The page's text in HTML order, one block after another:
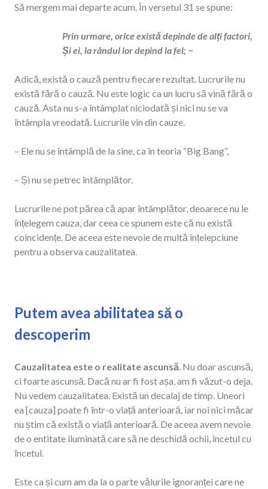
Să mergem mai departe acum. În versetul 31 se spune:
Prin urmare, orice există depinde de alți factori,
Și ei, la rândul lor depind la fel; −
Adică, există o cauză pentru fiecare rezultat. Lucrurile nu
există fără o cauză. Nu este logic ca un lucru să vină fără o
cauză. Asta nu s-a întâmplat niciodată și nici nu se va
întâmpla vreodată. Lucrurile vin din cauze.
– Ele nu se întâmplă de la sine, ca în teoria “Big Bang”,
– Și nu se petrec întâmplător.
Lucrurile ne pot părea că apar întâmplător, deoarece nu le
înțelegem cauza, dar ceea ce spunem este că nu există
coincidențe. De aceea este nevoie de multă înțelepciune
pentru a observa cauzalitatea.
Putem avea abilitatea să o
descoperim
Cauzalitatea este o realitate ascunsă. Nu doar ascunsă,
ci foarte ascunsă. Dacă nu ar fi fost așa, am fi văzut-o deja.
Nu vedem cauzalitatea. Există un decalaj de timp. Uneori
ea [cauza] poate fi într-o viață anterioară, iar noi nici măcar
nu știm că există o viață anterioară. De aceea avem nevoie
de o entitate iluminată care să ne deschidă ochii, încetul cu
încetul.
Este ca și cum am da la o parte vălurile ignoranței care ne